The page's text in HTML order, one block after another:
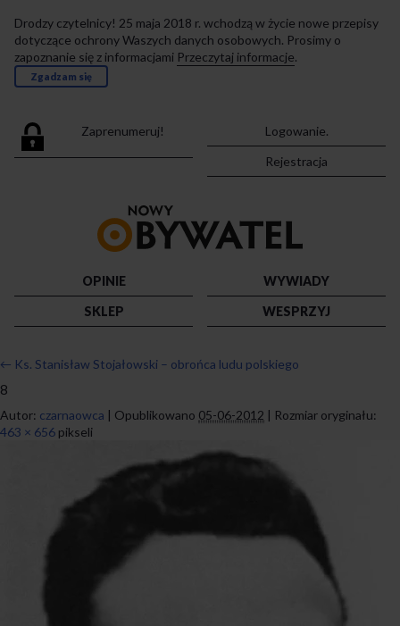
Drodzy czytelnicy! 25 maja 2018 r. wchodzą w życie nowe przepisy
dotyczące ochrony Waszych danych osobowych. Prosimy o
zapoznanie się z informacjami Przeczytaj informacje.
Zgadzam się
Zaprenumeruj!
Logowanie.
Rejestracja
strony
OPINIE
WYWIADY
SKLEP
WESPRZYJ
← Ks. Stanisław Stojałowski – obrońca ludu polskiego
8
Autor: czarnaowca | Opublikowano 05-06-2012 | Rozmiar oryginału:
463 × 656 pikseli